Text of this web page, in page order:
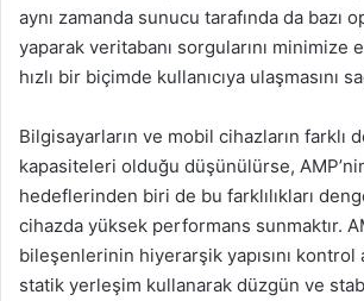
aynı zamanda sunucu tarafında da bazı
yaparak veritabanı sorgularını minimize
hızlı bir biçimde kullanıcıya ulaşmasını
Bilgisayarların ve mobil cihazların farklı
kapasiteleri olduğu düşünülürse,
hedeflerinden biri de bu farklılıkları
cihazda yüksek performans sunmaktır.
bileşenlerinin hiyerarşik yapısını kontrol
statik yerleşim kullanarak düzgün ve